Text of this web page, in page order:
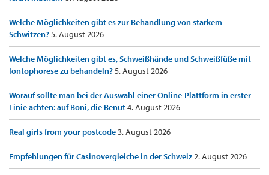
Welche Möglichkeiten gibt es zur Behandlung von starkem
Schwitzen?5. August 2026
Welche Möglichkeiten gibt es, Schweißhände und Schweißfüße mit
Iontophorese zu behandeln?5. August 2026
Worauf sollte man bei der Auswahl einer Online-Plattform in erster
Linie achten: auf Boni, die Benut4. August 2026
Real girls from your postcode3. August 2026
Empfehlungen für Casinovergleiche in der Schweiz2. August 2026